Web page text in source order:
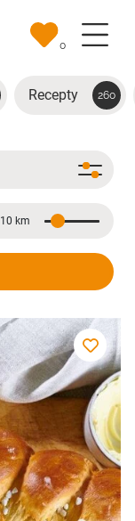
0
Recepty 260
Vzdálenost
10 km